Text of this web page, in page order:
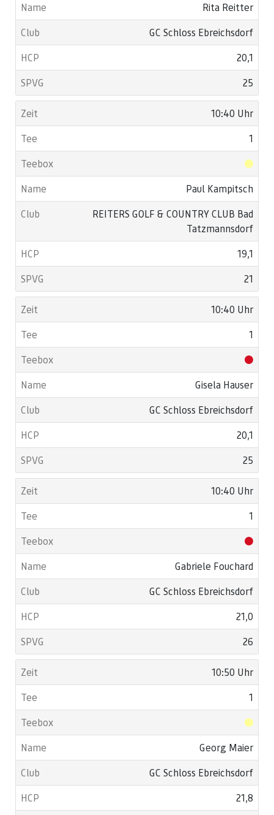
Rita Reitter
GC Schloss Ebreichsdorf
20,1
25
10:40 Uhr
1
Paul Kampitsch
REITERS GOLF & COUNTRY CLUB Bad
Tatzmannsdorf
19,1
21
10:40 Uhr
1
Gisela Hauser
GC Schloss Ebreichsdorf
20,1
25
10:40 Uhr
1
Gabriele Fouchard
GC Schloss Ebreichsdorf
21,0
26
10:50 Uhr
1
Georg Maier
GC Schloss Ebreichsdorf
21,8